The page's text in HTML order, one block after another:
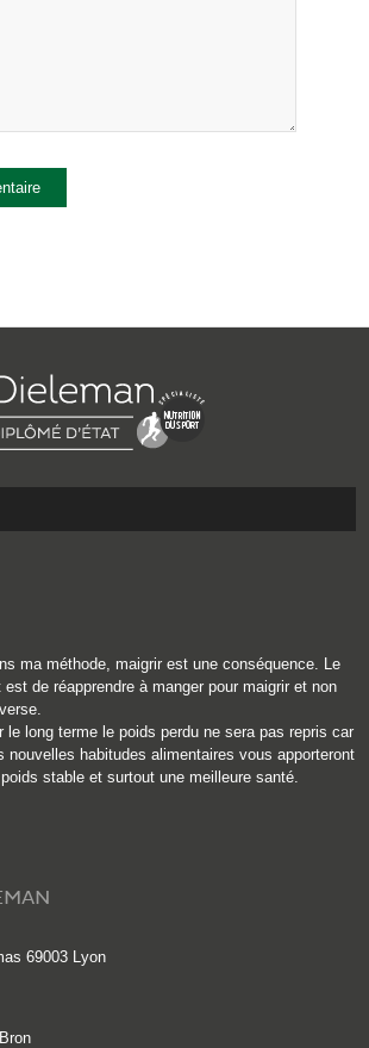
ma méthode, maigrir est une conséquence. Le
est de réapprendre à manger pour maigrir et non
le long terme le poids perdu ne sera pas repris car
nouvelles habitudes alimentaires vous apporteront
stable et surtout une meilleure santé.
69003 Lyon